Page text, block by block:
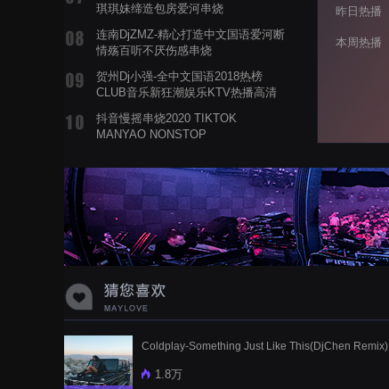
琪琪妹缔造包房爱河串烧
连南DjZMZ-精心打造中文国语爱河断
情殇百听不厌伤感串烧
贺州Dj小强-全中文国语2018热榜
CLUB音乐新狂潮娱乐KTV热播高清
抖音慢摇串烧2020 TIKTOK
MANYAO NONSTOP
蝉爸爸妈妈爱存在夏天的风是想你的
声音啊
昨日热播
本周热播
Coldplay-Something Just Like This(DjChen Remix)
1.8万